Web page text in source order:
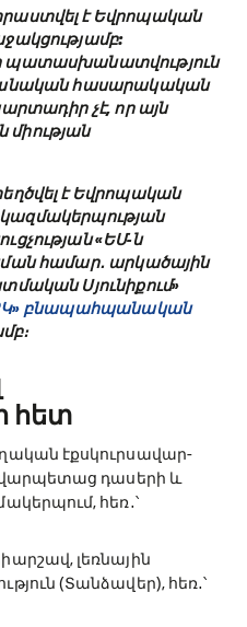
է Եվրոպական
պատասխանատվություն
հասարակական
չէ, որ այն
է Եվրոպական
կազմակերպության
«ԵՄ-ն
համար․ արկածային
Սյունիքում»
բնապահպանական
հետ
էքսկուրսավար-
վարպետաց դասերի և
հեռ․՝
լեռնային
(Տանձավեր), հեռ․՝